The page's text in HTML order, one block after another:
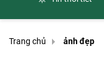
Trang chủ ảnh đẹp